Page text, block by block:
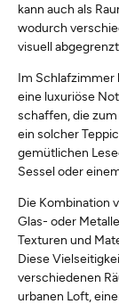
kann auch als
wodurch
visuell
Im Schlafzimmer
eine luxuriöse
schaffen, die
ein solcher
gemütlichen
Sessel oder
Die Kombination
Glas- oder
Texturen und
Diese
verschiedenen
urbanen Loft,